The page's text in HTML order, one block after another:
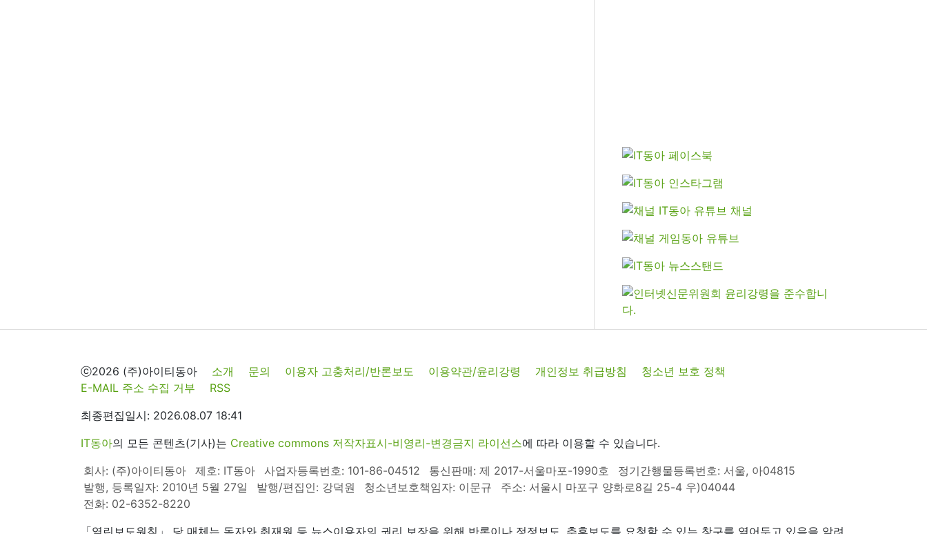
ⓒ2026 (주)아이티동아 소개 문의 이용자 고충처리/반론보도 이용약관/윤리강령 개인정보 취급방침
청소년 보호 정책
E-MAIL 주소 수집 거부
RSS
최종편집일시: 2026.08.07 18:41
IT동아의 모든 콘텐츠(기사)는 Creative commons 저작자표시-비영리-변경금지 라이선스에 따라 이용할 수 있습니다.
회사: (주)아이티동아
제호: IT동아 사업자등록번호: 101-86-04512 통신판매: 제 2017-서울마포-1990호
정기간행물등록번호: 서울, 아04815
발행, 등록일자: 2010년 5월 27일
발행/편집인: 강덕원 청소년보호책임자: 이문규
주소: 서울시 마포구 양화로8길 25-4 우)04044
전화: 02-6352-8220
「열린보도원칙」 당 매체는 독자와 취재원 등 뉴스이용자의 권리 보장을 위해 반론이나 정정보도, 추후보도를 요청할 수 있는 창구를 열어두고 있음을 알려